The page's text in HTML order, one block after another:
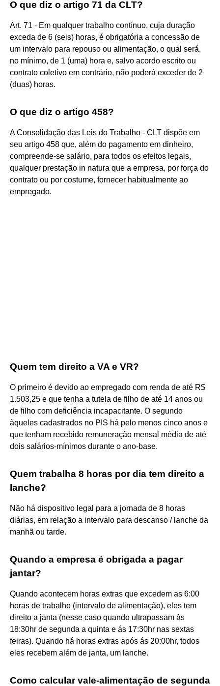
O que diz o artigo 71 da CLT?
Art. 71 - Em qualquer trabalho contínuo, cuja duração
exceda de 6 (seis) horas, é obrigatória a concessão de
um intervalo para repouso ou alimentação, o qual será,
no mínimo, de 1 (uma) hora e, salvo acordo escrito ou
contrato coletivo em contrário, não poderá exceder de 2
(duas) horas.
O que diz o artigo 458?
A Consolidação das Leis do Trabalho - CLT dispõe em
seu artigo 458 que, além do pagamento em dinheiro,
compreende-se salário, para todos os efeitos legais,
qualquer prestação in natura que a empresa, por força do
contrato ou por costume, fornecer habitualmente ao
empregado.
Quem tem direito a VA e VR?
O primeiro é devido ao empregado com renda de até R$
1.503,25 e que tenha a tutela de filho de até 14 anos ou
de filho com deficiência incapacitante. O segundo
àqueles cadastrados no PIS há pelo menos cinco anos e
que tenham recebido remuneração mensal média de até
dois salários-mínimos durante o ano-base.
Quem trabalha 8 horas por dia tem direito a
lanche?
Não há dispositivo legal para a jornada de 8 horas
diárias, em relação a intervalo para descanso / lanche da
manhã ou tarde.
Quando a empresa é obrigada a pagar
jantar?
Quando acontecem horas extras que excedem as 6:00
horas de trabalho (intervalo de alimentação), eles tem
direito a janta (nesse caso quando ultrapassam ás
18:30hr de segunda a quinta e ás 17:30hr nas sextas
feiras). Quando há horas extras após ás 20:00hr, todos
eles recebem além de janta, um lanche.
Como calcular vale-alimentação de segunda